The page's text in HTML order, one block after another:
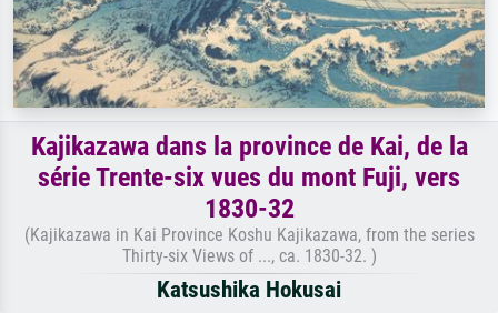
Kajikazawa dans la province de Kai, de la
série Trente-six vues du mont Fuji, vers
1830-32
(Kajikazawa in Kai Province Koshu Kajikazawa, from the series
Thirty-six Views of ..., ca. 1830-32. )
Katsushika Hokusai